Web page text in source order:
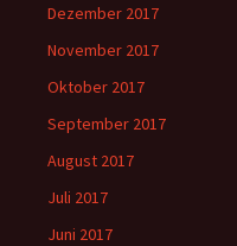
Dezember 2017
November 2017
Oktober 2017
September 2017
August 2017
Juli 2017
Juni 2017